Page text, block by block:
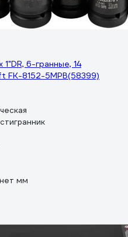
6-гранные, 14
8152-5MPB(58399)
нет мм